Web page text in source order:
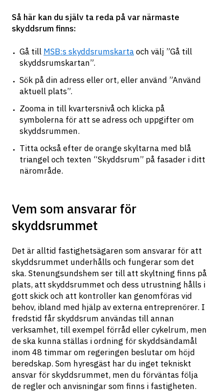
Så här kan du själv ta reda på var närmaste
skyddsrum finns:
Gå till MSB:s skyddsrumskarta och välj ”Gå till
skyddsrumskartan”.
Sök på din adress eller ort, eller använd ”Använd
aktuell plats”.
Zooma in till kvartersnivå och klicka på
symbolerna för att se adress och uppgifter om
skyddsrummen.
Titta också efter de orange skyltarna med blå
triangel och texten “Skyddsrum” på fasader i ditt
närområde.
Vem som ansvarar för
skyddsrummet
Det är alltid fastighetsägaren som ansvarar för att
skyddsrummet underhålls och fungerar som det
ska. Stenungsundshem ser till att skyltning finns på
plats, att skyddsrummet och dess utrustning hålls i
gott skick och att kontroller kan genomföras vid
behov, ibland med hjälp av externa entreprenörer. I
fredstid får skyddsrum användas till annan
verksamhet, till exempel förråd eller cykelrum, men
de ska kunna ställas i ordning för skyddsändamål
inom 48 timmar om regeringen beslutar om höjd
beredskap. Som hyresgäst har du inget tekniskt
ansvar för skyddsrummet, men du förväntas följa
de regler och anvisningar som finns i fastigheten.